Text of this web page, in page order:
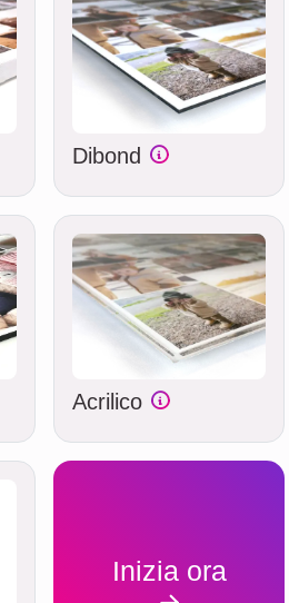
Dibond
Acrilico
Inizia ora